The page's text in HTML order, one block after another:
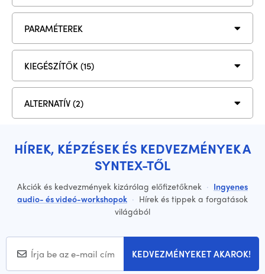
PARAMÉTEREK
KIEGÉSZÍTŐK (15)
ALTERNATÍV (2)
HÍREK, KÉPZÉSEK ÉS KEDVEZMÉNYEK A
SYNTEX-TŐL
Akciók és kedvezmények kizárólag előfizetőknek · Ingyenes
audio- és videó-workshopok · Hírek és tippek a forgatások
világából
KEDVEZMÉNYEKET AKAROK!